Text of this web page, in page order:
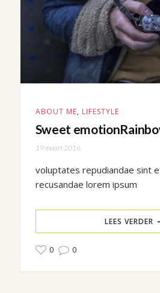
ABOUT ME, LIFESTYLE
Sweet
19 maart 2016
voluptates repudiandae sint
recusandae lorem ipsum
LEES VERDER
0 0